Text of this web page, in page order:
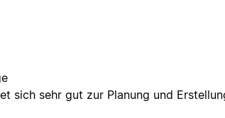
sich sehr gut zur Planung und